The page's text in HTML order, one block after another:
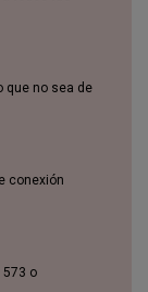
que no sea de
conexión
573 o